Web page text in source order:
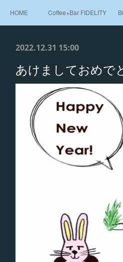
HOME Coffee+Bar FIDELITY
2022.12.31 15:00
あけましておめで